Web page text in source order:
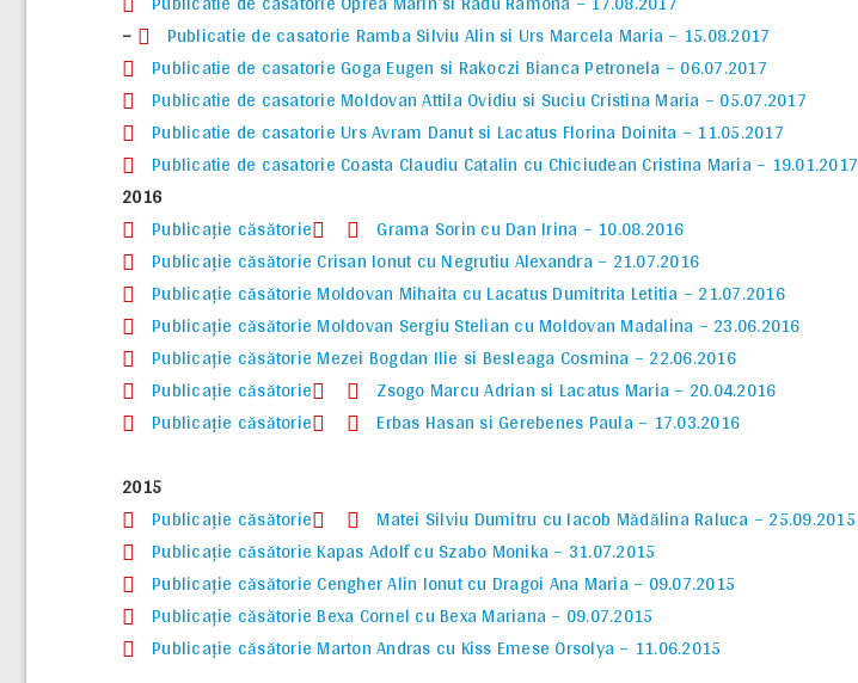
–
Publicatie de casatorie Ramba Silviu Alin si Urs Marcela Maria – 15.08.2017
Publicatie de casatorie Goga Eugen si Rakoczi Bianca Petronela – 06.07.2017
Publicatie de casatorie Moldovan Attila Ovidiu si Suciu Cristina Maria – 05.07.2017
Publicatie de casatorie Urs Avram Danut si Lacatus Florina Doinita – 11.05.2017
Publicatie de casatorie Coasta Claudiu Catalin cu Chiciudean Cristina Maria – 19.01.2017
2016
Publicaţie căsătorie
Grama Sorin cu Dan Irina – 10.08.2016
Publicaţie căsătorie Crisan Ionut cu Negrutiu Alexandra – 21.07.2016
Publicaţie căsătorie Moldovan Mihaita cu Lacatus Dumitrita Letitia – 21.07.2016
Publicaţie căsătorie Moldovan Sergiu Stelian cu Moldovan Madalina – 23.06.2016
Publicaţie căsătorie Mezei Bogdan Ilie si Besleaga Cosmina – 22.06.2016
Publicaţie căsătorie
Zsogo Marcu Adrian si Lacatus Maria – 20.04.2016
Publicaţie căsătorie
Erbas Hasan si Gerebenes Paula – 17.03.2016
2015
Publicaţie căsătorie
Matei Silviu Dumitru cu Iacob Mădălina Raluca – 25.09.2015
Publicaţie căsătorie Kapas Adolf cu Szabo Monika – 31.07.2015
Publicaţie căsătorie Cengher Alin Ionut cu Dragoi Ana Maria – 09.07.2015
Publicaţie căsătorie Bexa Cornel cu Bexa Mariana – 09.07.2015
Publicaţie căsătorie Marton Andras cu Kiss Emese Orsolya – 11.06.2015